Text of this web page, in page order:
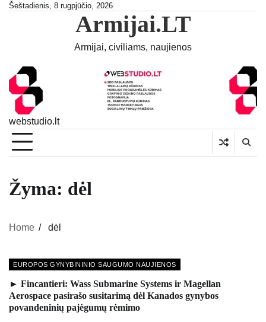
SkipŠeštadienis, 8 rugpjūčio, 2026
Armijai.LT
Armijai, civiliams, naujienos
webstudio.lt
Žyma: dėl
Home dėl
EUROPOS GYNYBININIO SAUGUMO NAUJIENOS
► Fincantieri: Wass Submarine Systems ir Magellan
Aerospace pasirašo susitarimą dėl Kanados gynybos
povandeninių pajėgumų rėmimo